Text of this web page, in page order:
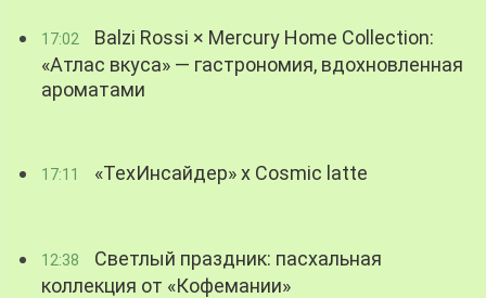
17:02
Balzi Rossi × Mercury Home Collection:
«Атлас вкуса» — гастрономия, вдохновленная
ароматами
17:11 «ТехИнсайдер» х Cosmic latte
12:38
Светлый праздник: пасхальная
коллекция от «Кофемании»